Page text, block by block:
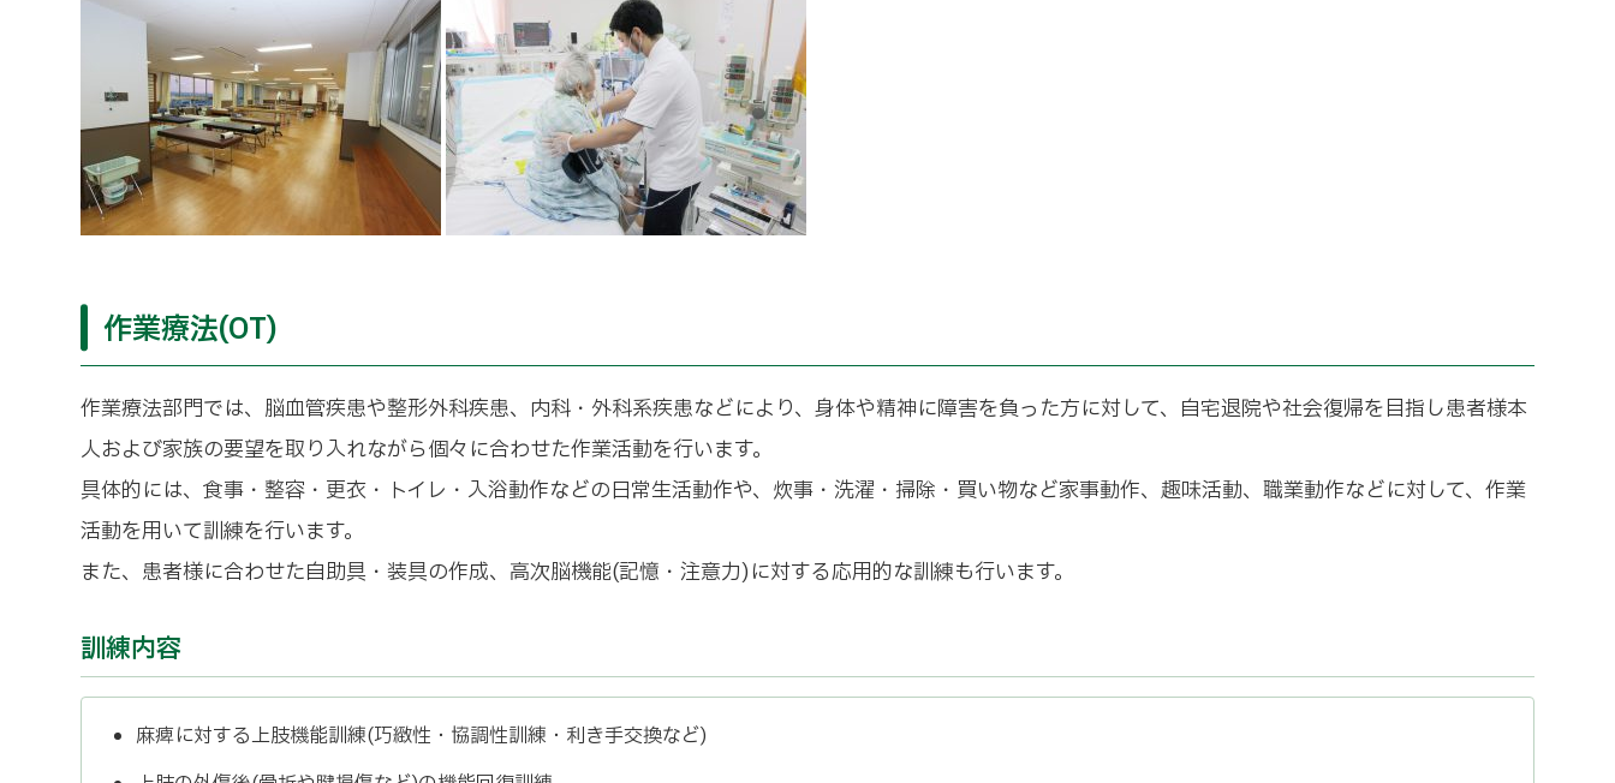
作業療法(OT)
作業療法部門では、脳血管疾患や整形外科疾患、内科・外科系疾患などにより、身体や精神に障害を負った方に対して、自宅退院や社会復帰を目指し患者様本
人および家族の要望を取り入れながら個々に合わせた作業活動を行います。
具体的には、食事・整容・更衣・トイレ・入浴動作などの日常生活動作や、炊事・洗濯・掃除・買い物など家事動作、趣味活動、職業動作などに対して、作業
活動を用いて訓練を行います。
また、患者様に合わせた自助具・装具の作成、高次脳機能(記憶・注意力)に対する応用的な訓練も行います。
訓練内容
麻痺に対する上肢機能訓練(巧緻性・協調性訓練・利き手交換など)